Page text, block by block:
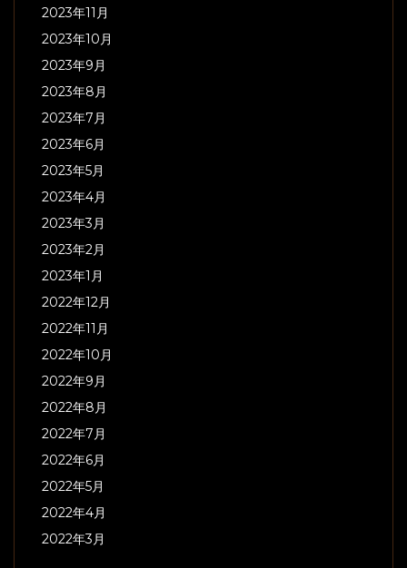
2023年11月
2023年10月
2023年9月
2023年8月
2023年7月
2023年6月
2023年5月
2023年4月
2023年3月
2023年2月
2023年1月
2022年12月
2022年11月
2022年10月
2022年9月
2022年8月
2022年7月
2022年6月
2022年5月
2022年4月
2022年3月